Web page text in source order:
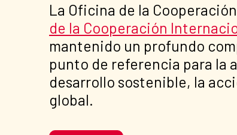
La Oficina de la
de la Cooperación
mantenido un profundo
punto de referencia para la
desarrollo sostenible, la
global.